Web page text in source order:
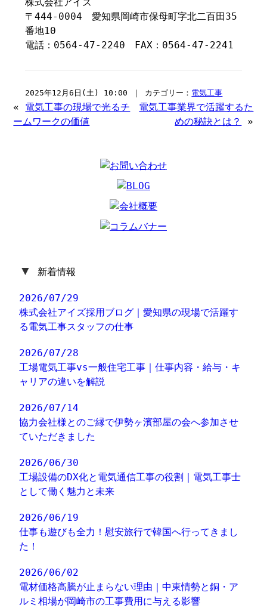
〒444-0004 愛知県岡崎市保母町字北二百田35
番地10
電話：0564-47-2240 FAX：0564-47-2241
2025年12月6日(土) 10:00 ｜ カテゴリー： 電気工事
« 電気工事の現場で光るチ
ームワークの価値
電気工事業界で活躍するた
めの秘訣とは？
»
▼ 新着情報
2026/07/29
株式会社アイズ採用ブログ｜愛知県の現場で活躍す
る電気工事スタッフの仕事
2026/07/28
工場電気工事vs一般住宅工事｜仕事内容・給与・キ
ャリアの違いを解説
2026/07/14
協力会社様とのご縁で伊勢ヶ濱部屋の会へ参加させ
ていただきました
2026/06/30
工場設備のDX化と電気通信工事の役割｜電気工事士
として働く魅力と未来
2026/06/19
仕事も遊びも全力！慰安旅行で韓国へ行ってきまし
た！
2026/06/02
電材価格高騰が止まらない理由｜中東情勢と銅・ア
ルミ相場が岡崎市の工事費用に与える影響